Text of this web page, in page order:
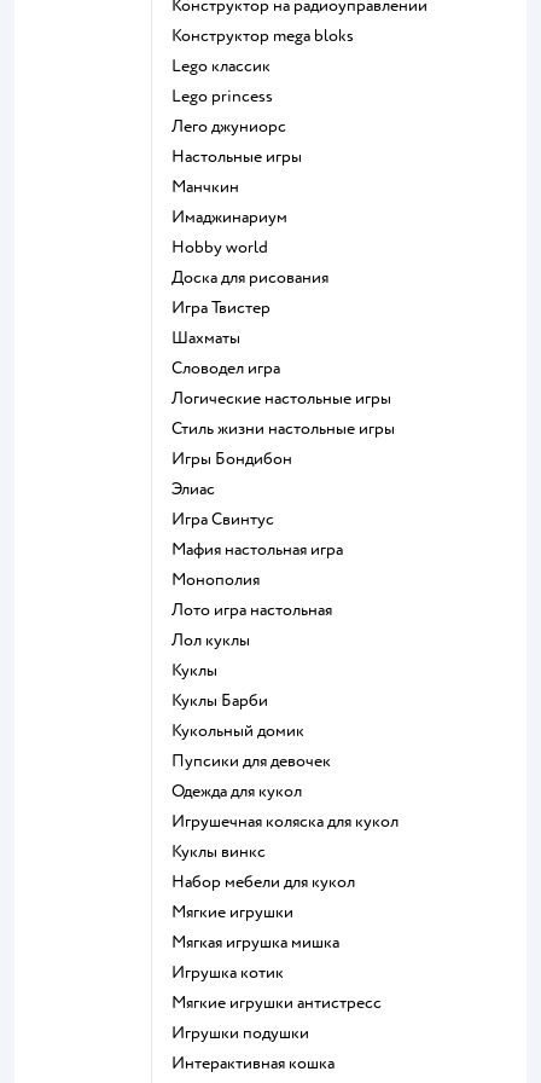
Конструктор на радиоуправлении
Конструктор mega bloks
Lego классик
Lego princess
Лего джуниорс
Настольные игры
Манчкин
Имаджинариум
Hobby world
Доска для рисования
Игра Твистер
Шахматы
Словодел игра
Логические настольные игры
Стиль жизни настольные игры
Игры Бондибон
Элиас
Игра Свинтус
Мафия настольная игра
Монополия
Лото игра настольная
Лол куклы
Куклы
Куклы Барби
Кукольный домик
Пупсики для девочек
Одежда для кукол
Игрушечная коляска для кукол
Куклы винкс
Набор мебели для кукол
Мягкие игрушки
Мягкая игрушка мишка
Игрушка котик
Мягкие игрушки антистресс
Игрушки подушки
Интерактивная кошка